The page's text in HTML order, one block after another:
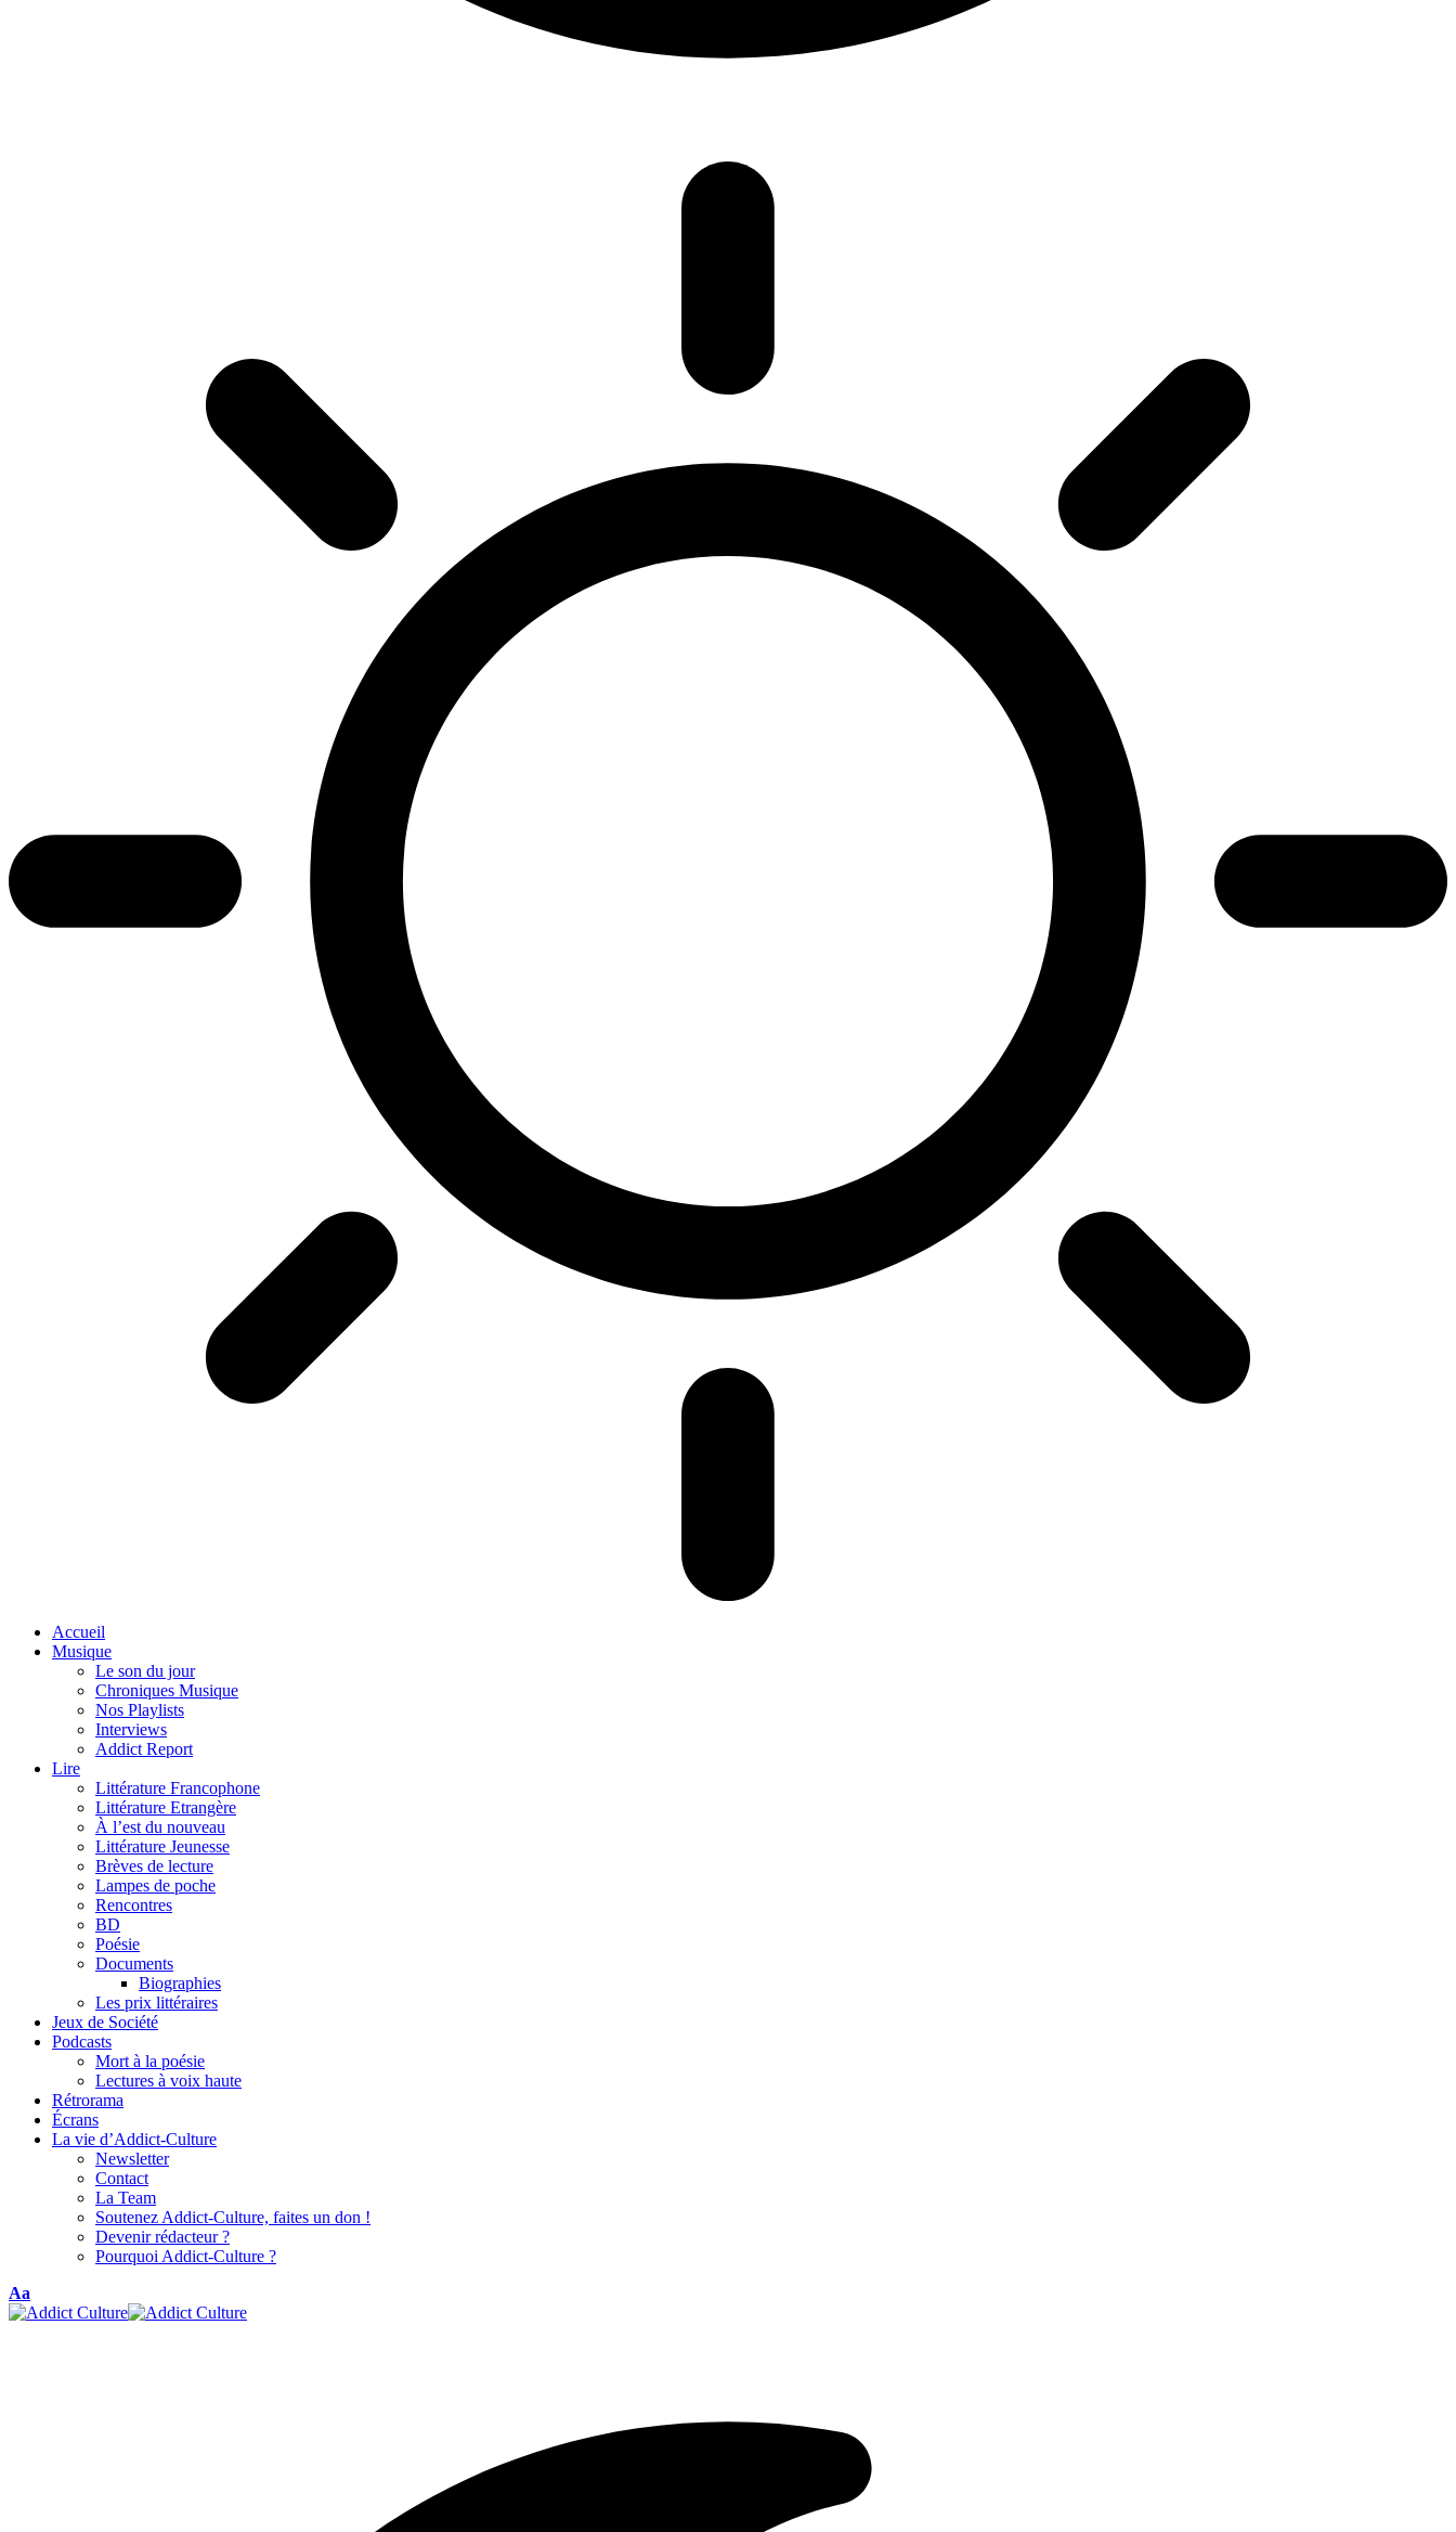
Accueil
Musique
Le son du jour
Chroniques Musique
Nos Playlists
Interviews
Addict Report
Lire
Littérature Francophone
Littérature Etrangère
À l’est du nouveau
Littérature Jeunesse
Brèves de lecture
Lampes de poche
Rencontres
BD
Poésie
Documents
Biographies
Les prix littéraires
Jeux de Société
Podcasts
Mort à la poésie
Lectures à voix haute
Rétrorama
Écrans
La vie d’Addict-Culture
Newsletter
Contact
La Team
Soutenez Addict-Culture, faites un don !
Devenir rédacteur ?
Pourquoi Addict-Culture ?
Font
Resizer
Aa